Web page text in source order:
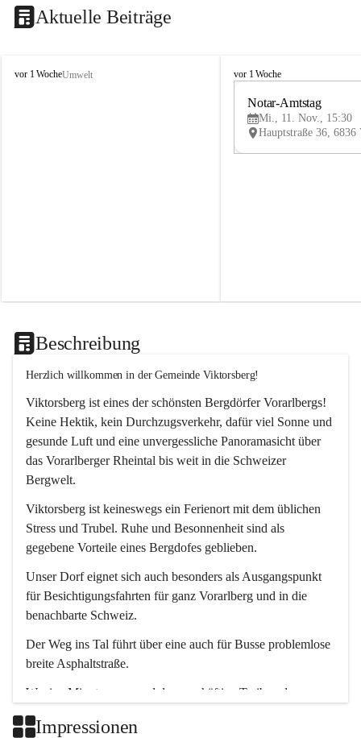
Aktuelle Beiträge
V
vor 1 WocheUmwelt
V
vor 1 Woche
Notar-Amtstag
Mi., 11. Nov., 15:30
Beschreibung
Herzlich willkommen in der Gemeinde Viktorsberg!
Viktorsberg ist eines der schönsten Bergdörfer Vorarlbergs!
Keine Hektik, kein Durchzugsverkehr, dafür viel Sonne und
gesunde Luft und eine unvergessliche Panoramasicht über
das Vorarlberger Rheintal bis weit in die Schweizer
Bergwelt.
Viktorsberg ist keineswegs ein Ferienort mit dem üblichen
Stress und Trubel. Ruhe und Besonnenheit sind als
gegebene Vorteile eines Bergdofes geblieben.
Unser Dorf eignet sich auch besonders als Ausgangspunkt
für Besichtigungsfahrten für ganz Vorarlberg und in die
benachbarte Schweiz.
Der Weg ins Tal führt über eine auch für Busse problemlose
breite Asphaltstraße.
Wenige Minuten nur, und das geschäftige Treiben der
Impressionen